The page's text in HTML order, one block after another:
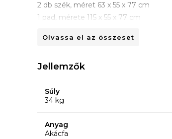
2 db szék, méret 63 x 55 x 77 cm
1 pad, mérete 115 x 55 x 77 cm
Olvassa el az összeset
Jellemzők
Súly
34 kg
Anyag
Akácfa